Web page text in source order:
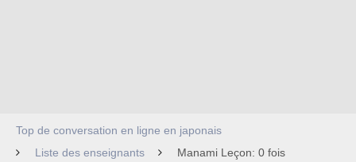
Top de conversation en ligne en japonais
Liste des enseignants
Manami Leçon: 0 fois